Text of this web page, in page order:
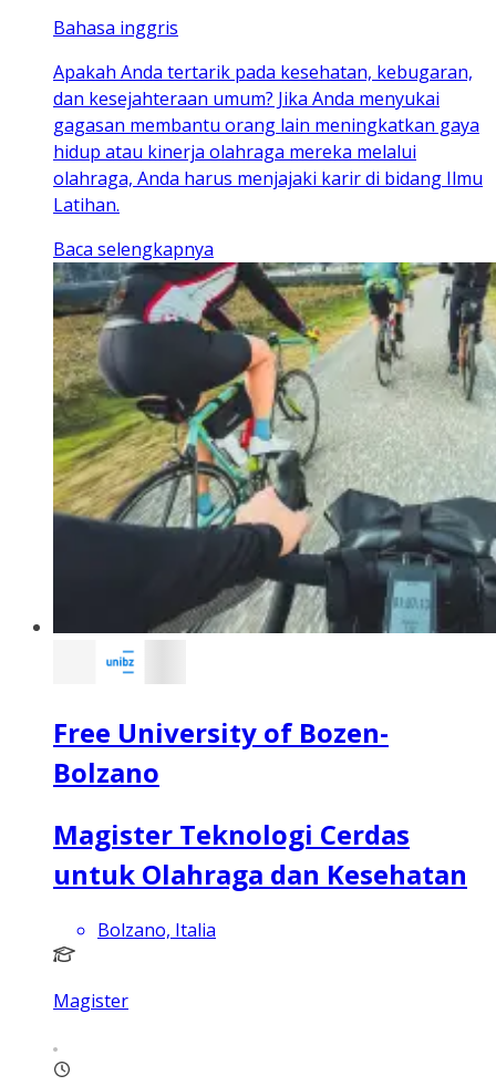
Bahasa inggris
Apakah Anda tertarik pada kesehatan, kebugaran,
dan kesejahteraan umum? Jika Anda menyukai
gagasan membantu orang lain meningkatkan gaya
hidup atau kinerja olahraga mereka melalui
olahraga, Anda harus menjajaki karir di bidang Ilmu
Latihan.
Baca selengkapnya
Free University of Bozen-
Bolzano
Magister Teknologi Cerdas
untuk Olahraga dan Kesehatan
Bolzano, Italia
Magister